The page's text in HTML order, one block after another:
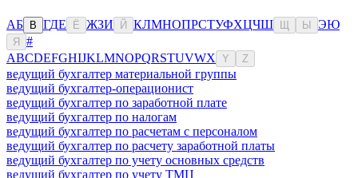
АБ В ГДЕ Ё ЖЗИ Й КЛМНОПРСТУФХЦЧШ Ы ЭЮ
Я
#
ABCDEFGHIJKLMNOPQRSTUVWX Y Z
ведущий бухгалтер материальной группы
ведущий бухгалтер-операционист
ведущий бухгалтер по заработной плате
ведущий бухгалтер по налогам
ведущий бухгалтер по расчетам с персоналом
ведущий бухгалтер по расчету заработной платы
ведущий бухгалтер по учету основных средств
ведущий бухгалтер по учету ТМЦ